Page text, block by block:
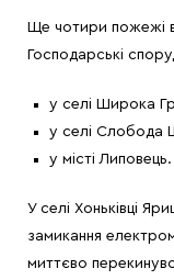
Ще чотири пожежі
Господарські
у селі Широка
у селі Слобода
у місті Липовець.
У селі Хоньківці
замикання
миттєво